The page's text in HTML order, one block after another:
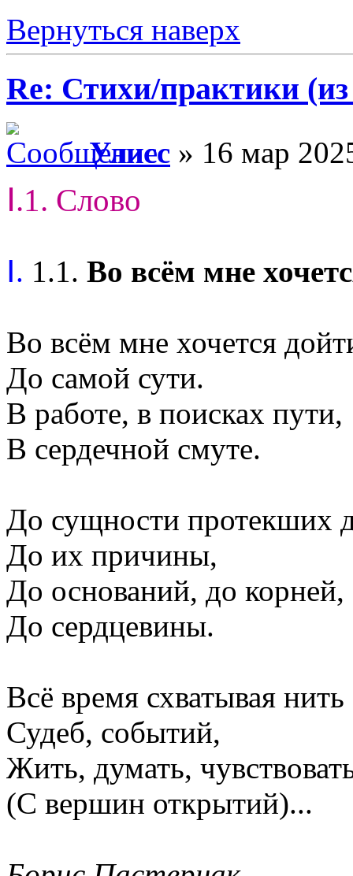
Вернуться наверх
Re: Стихи/практики
Улисс » 16 мар
Ⅰ.1. Слово
Ⅰ. 1.1. Во всём мне
Во всём мне хочется
До самой сути.
В работе, в поисках пути,
В сердечной смуте.
До сущности протекших
До их причины,
До оснований, до корней,
До сердцевины.
Всё время схватывая нить
Судеб, событий,
Жить, думать,
(С вершин открытий)...